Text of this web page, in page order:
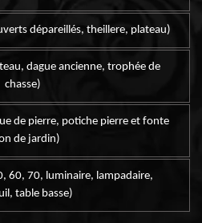
dépareillés, theillere, plateau)
dague ancienne, trophée de
chasse)
de pierre, potiche pierre et fonte
de jardin)
60, 70, luminaire, lampadaire,
table basse)